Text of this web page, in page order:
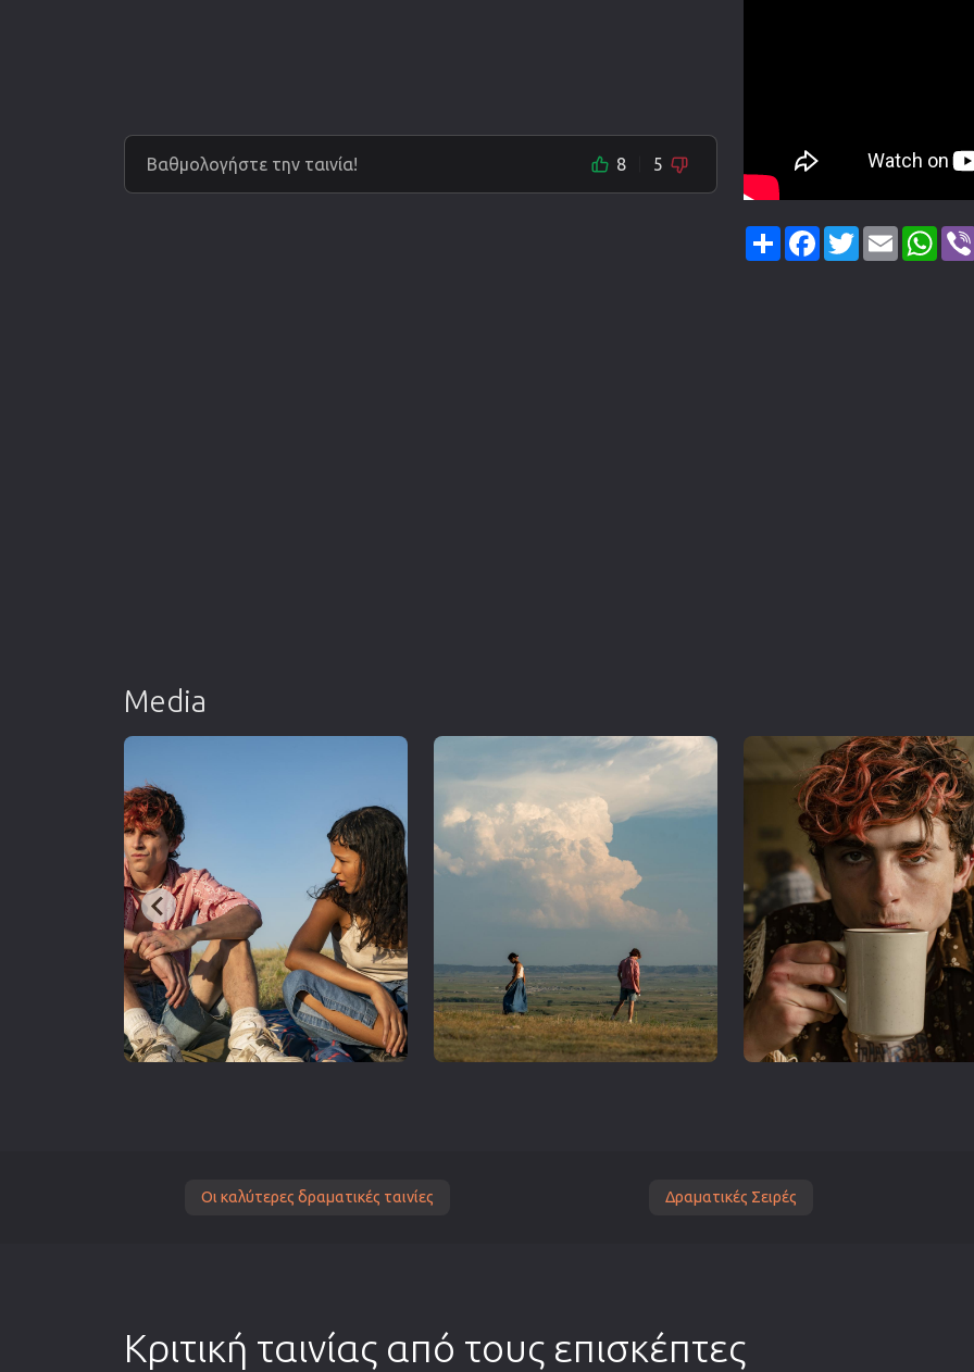
Βαθμολογήστε την ταινία! 8 5
ShareFacebook
TwitterEmail
Media
Οι καλύτερες δραματικές ταινίες Δραματικές Σειρές
Κριτική ταινίας από τους επισκέπτες